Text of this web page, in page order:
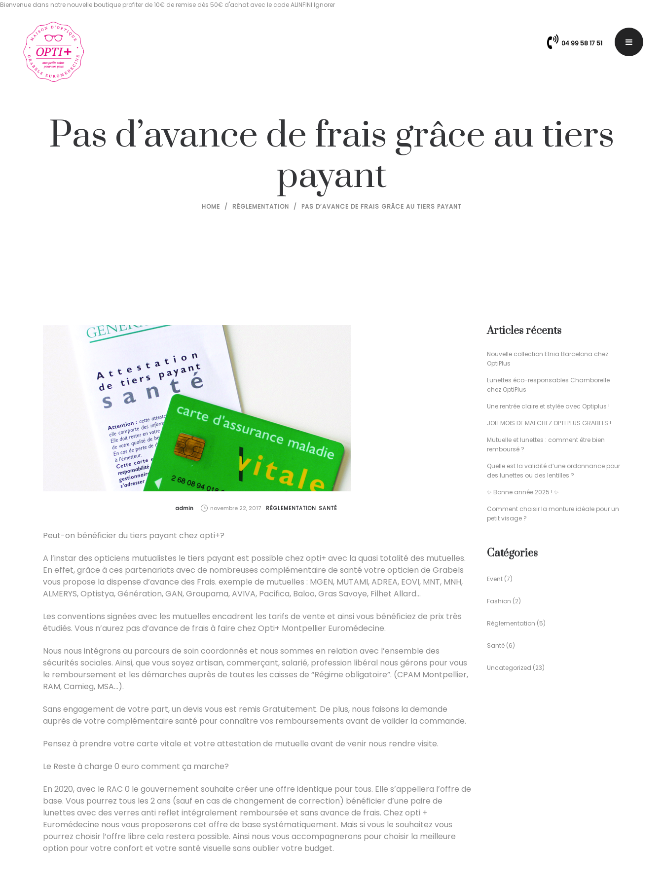
Bienvenue dans notre nouvelle boutique profiter de 10€ de remise dès 50€ d'achat avec le code ALINFINI Ignorer
04 99 58 17 51
Pas d’avance de frais grâce au tiers
payant
HOME / RÉGLEMENTATION / PAS D’AVANCE DE FRAIS GRÂCE AU TIERS PAYANT
by
admin novembre 22, 2017 RÉGLEMENTATION SANTÉ
Peut-on bénéficier du tiers payant chez opti+?
A l’instar des opticiens mutualistes le tiers payant est possible chez opti+ avec la quasi totalité des mutuelles.
En effet, grâce à ces partenariats avec de nombreuses complémentaire de santé votre opticien de Grabels
vous propose la dispense d’avance des Frais. exemple de mutuelles : MGEN, MUTAMI, ADREA, EOVI, MNT, MNH,
ALMERYS, Optistya, Génération, GAN, Groupama, AVIVA, Pacifica, Baloo, Gras Savoye, Filhet Allard…
Les conventions signées avec les mutuelles encadrent les tarifs de vente et ainsi vous bénéficiez de prix très
étudiés. Vous n’aurez pas d’avance de frais à faire chez Opti+ Montpellier Euromédecine.
Nous nous intégrons au parcours de soin coordonnés et nous sommes en relation avec l’ensemble des
sécurités sociales. Ainsi, que vous soyez artisan, commerçant, salarié, profession libéral nous gérons pour vous
le remboursement et les démarches auprès de toutes les caisses de “Régime obligatoire”. (CPAM Montpellier,
RAM, Camieg, MSA…).
Sans engagement de votre part, un devis vous est remis Gratuitement. De plus, nous faisons la demande
auprès de votre complémentaire santé pour connaître vos remboursements avant de valider la commande.
Pensez à prendre votre carte vitale et votre attestation de mutuelle avant de venir nous rendre visite.
Le Reste à charge 0 euro comment ça marche?
En 2020, avec le RAC 0 le gouvernement souhaite créer une offre identique pour tous. Elle s’appellera l’offre de
base. Vous pourrez tous les 2 ans (sauf en cas de changement de correction) bénéficier d’une paire de
lunettes avec des verres anti reflet intégralement remboursée et sans avance de frais. Chez opti +
Euromédecine nous vous proposerons cet offre de base systématiquement. Mais si vous le souhaitez vous
pourrez choisir l’offre libre cela restera possible. Ainsi nous vous accompagnerons pour choisir la meilleure
option pour votre confort et votre santé visuelle sans oublier votre budget.
Articles récents
Nouvelle collection Etnia Barcelona chez
OptiPlus
Lunettes éco-responsables Chamborelle
chez OptiPlus
Une rentrée claire et stylée avec Optiplus !
JOLI MOIS DE MAI CHEZ OPTI PLUS GRABELS !
Mutuelle et lunettes : comment être bien
remboursé ?
Quelle est la validité d’une ordonnance pour
des lunettes ou des lentilles ?
✨ Bonne année 2025 ! ✨
Comment choisir la monture idéale pour un
petit visage ?
Catégories
Event (7)
Fashion (2)
Réglementation (5)
Santé (6)
Uncategorized (23)